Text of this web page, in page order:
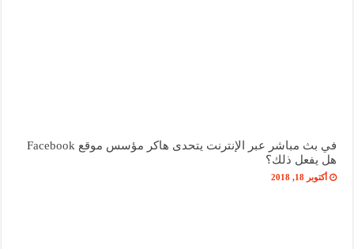
في بث مباشر عبر الإنترنت يتحدى هاكر مؤسس موقع Facebook
هل يفعل ذلك؟
أكتوبر 18, 2018